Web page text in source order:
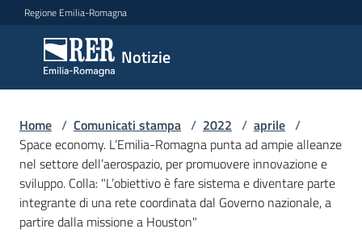
Vai al contenuto
Vai alla navigazione
Vai al footer
Regione Emilia-Romagna
Notizie
Notizie
Comunicati
stampa
Menu selezionato
Cerca
un
comunicato
Home / Comunicati stampa / 2022 / aprile /
Space economy. L’Emilia-Romagna punta ad ampie alleanze
nel settore dell’aerospazio, per promuovere innovazione e
sviluppo. Colla: "L’obiettivo è fare sistema e diventare parte
integrante di una rete coordinata dal Governo nazionale, a
partire dalla missione a Houston"